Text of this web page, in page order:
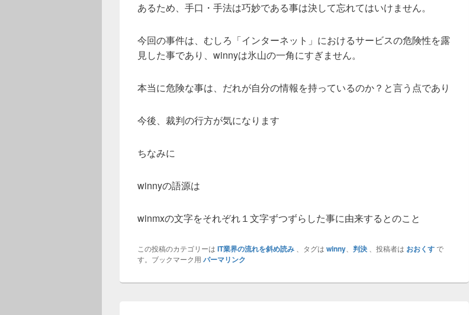
あるため、手口・手法は巧妙である事は決して忘れてはいけません。
今回の事件は、むしろ「インターネット」におけるサービスの危険性を露
見した事であり、winnyは氷山の一角にすぎません。
本当に危険な事は、だれが自分の情報を持っているのか？と言う点であり
今後、裁判の行方が気になります
ちなみに
winnyの語源は
winmxの文字をそれぞれ１文字ずつずらした事に由来するとのこと
この投稿のカテゴリーは IT業界の流れを斜め読み 、タグは winny 判決 、投稿者は おおくすで
す。ブックマーク用 パーマリンク